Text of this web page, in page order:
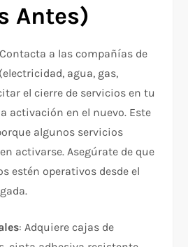
Antes)
a las compañías de
agua, gas,
el cierre de servicios en tu
activación en el nuevo. Este
algunos servicios
activarse. Asegúrate de que
estén operativos desde el
: Adquiere cajas de